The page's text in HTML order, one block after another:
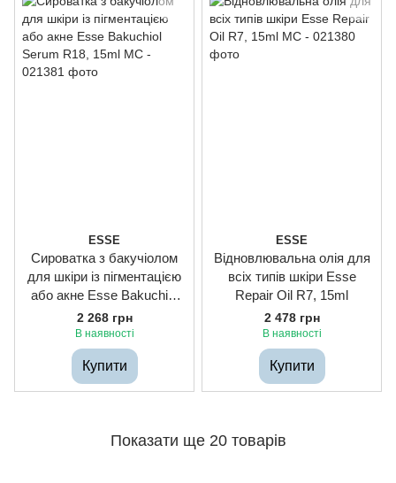
ESSE
Сироватка з бакучіолом
для шкіри із пігментацією
або акне Esse Bakuchiol
Serum R18, 15ml
2 268 грн
В наявності
Купити
ESSE
Відновлювальна олія для
всіх типів шкіри Esse
Repair Oil R7, 15ml
2 478 грн
В наявності
Купити
Показати ще 20 товарів